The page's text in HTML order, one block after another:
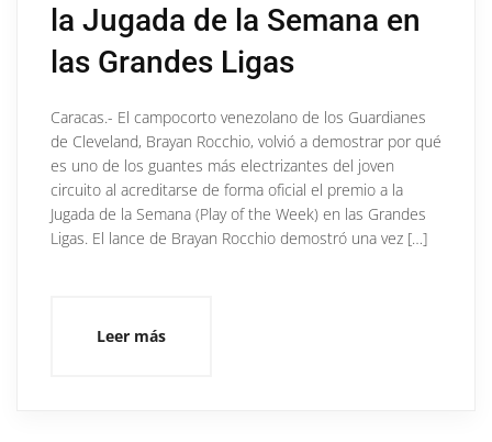
la Jugada de la Semana en
las Grandes Ligas
Caracas.- El campocorto venezolano de los Guardianes
de Cleveland, Brayan Rocchio, volvió a demostrar por qué
es uno de los guantes más electrizantes del joven
circuito al acreditarse de forma oficial el premio a la
Jugada de la Semana (Play of the Week) en las Grandes
Ligas. El lance de Brayan Rocchio demostró una vez […]
Leer más